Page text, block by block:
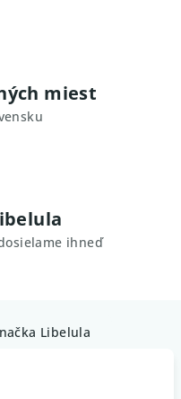
miest
ihneď
Libelula